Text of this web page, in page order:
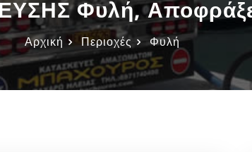
Φυλή,
Αρχική Περιοχές Φυλή